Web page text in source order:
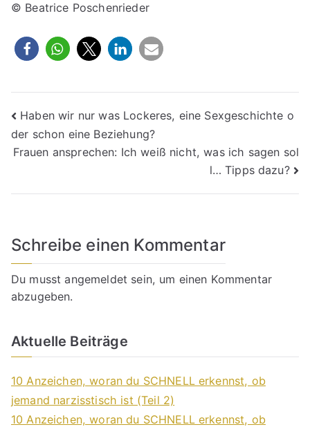
© Beatrice Poschenrieder
Beitragsnavigation
Haben wir nur was Lockeres, eine Sexgeschichte o
der schon eine Beziehung?
Frauen ansprechen: Ich weiß nicht, was ich sagen sol
l… Tipps dazu?
Schreibe einen Kommentar
Du musstangemeldet sein, um einen Kommentar
abzugeben.
Aktuelle Beiträge
10 Anzeichen, woran du SCHNELL erkennst, ob
jemand narzisstisch ist (Teil 2)
10 Anzeichen, woran du SCHNELL erkennst, ob